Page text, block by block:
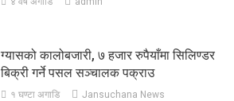
ग्यासको कालोबजारी, ७ हजार रुपैयाँमा सिलिण्डर
बिक्री गर्ने पसल सञ्चालक पक्राउ
१ घण्टा अगाडि Jansuchana News